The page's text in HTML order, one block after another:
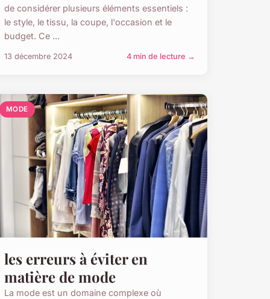
de considérer plusieurs éléments essentiels :
le style, le tissu, la coupe, l'occasion et le
budget. Ce ...
13 décembre 2024 4 min de lecture →
MODE
les erreurs à éviter en
matière de mode
La mode est un domaine complexe où